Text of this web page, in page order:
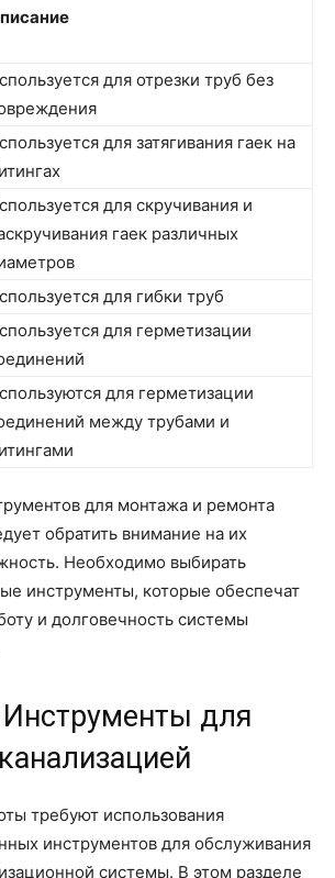
для отрезки труб без
для затягивания гаек на
для скручивания и
гаек различных
для гибки труб
для герметизации
для герметизации
между трубами и
для монтажа и ремонта
обратить внимание на их
Необходимо выбирать
инструменты, которые обеспечат
и долговечность системы
для
требуют использования
инструментов для обслуживания
системы. В этом разделе